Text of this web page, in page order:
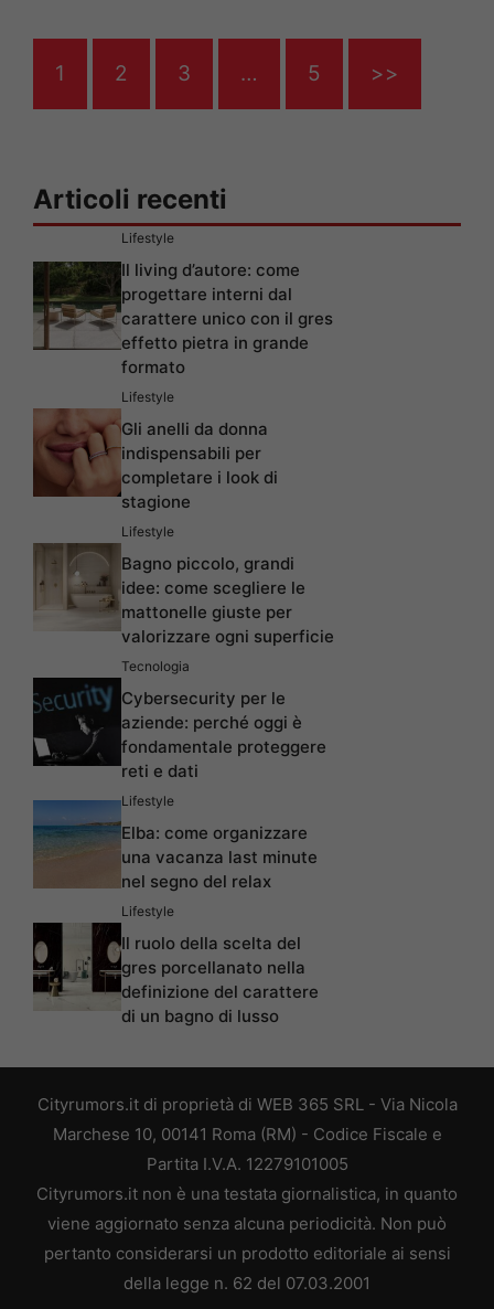
1 2 3 … 5 >>
Articoli recenti
Lifestyle
Il living d’autore: come
progettare interni dal
carattere unico con il gres
effetto pietra in grande
formato
Lifestyle
Gli anelli da donna
indispensabili per
completare i look di
stagione
Lifestyle
Bagno piccolo, grandi
idee: come scegliere le
mattonelle giuste per
valorizzare ogni superficie
Tecnologia
Cybersecurity per le
aziende: perché oggi è
fondamentale proteggere
reti e dati
Lifestyle
Elba: come organizzare
una vacanza last minute
nel segno del relax
Lifestyle
Il ruolo della scelta del
gres porcellanato nella
definizione del carattere
di un bagno di lusso
Cityrumors.it di proprietà di WEB 365 SRL - Via Nicola
Marchese 10, 00141 Roma (RM) - Codice Fiscale e
Partita I.V.A. 12279101005
Cityrumors.it non è una testata giornalistica, in quanto
viene aggiornato senza alcuna periodicità. Non può
pertanto considerarsi un prodotto editoriale ai sensi
della legge n. 62 del 07.03.2001